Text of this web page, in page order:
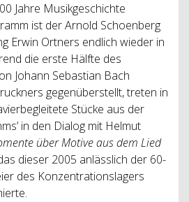
Jahre Musikgeschichte
ist der Arnold Schoenberg
Erwin Ortners endlich wieder in
die erste Hälfte des
Johann Sebastian Bach
gegenüberstellt, treten in
Stücke aus der
in den Dialog mit Helmut
über Motive aus dem Lied
dieser 2005 anlässlich der 60-
des Konzentrationslagers